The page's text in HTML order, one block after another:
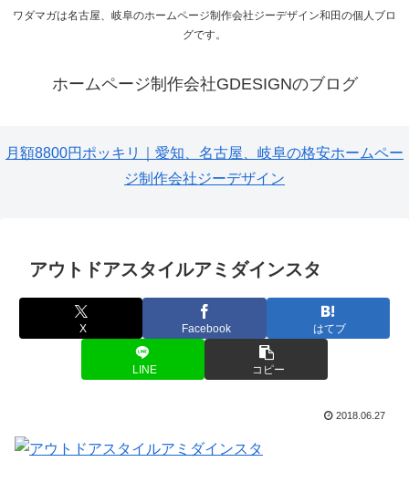
ワダマガは名古屋、岐阜のホームページ制作会社ジーデザイン和田の個人ブロ
グです。
ホームページ制作会社GDESIGNのブログ
月額8800円ポッキリ｜愛知、名古屋、岐阜の格安ホームペー
ジ制作会社ジーデザイン
アウトドアスタイルアミダインスタ
X Facebook はてブ
LINE コピー
2018.06.27